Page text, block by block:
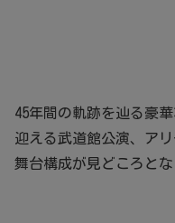
45年間の軌跡を辿る豪
迎える武道館公演、ア
舞台構成が見どころとな